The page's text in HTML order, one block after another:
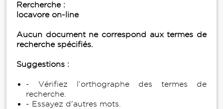
Rercherche :
locavore on-line
Aucun document ne correspond aux termes de
recherche spécifiés.
Suggestions :
- Vérifiez l’orthographe des termes de
recherche.
- Essayez d'autres mots.